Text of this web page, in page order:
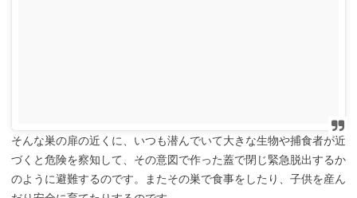
そんな巣の扉の近くに、いつも潜んでいて大きな生物や捕食者が近
づくと危険を察知して、その意図で作った蓋で閉じ緊急脱出するか
のように避難するのです。またその巣で食事をしたり、子供を産ん